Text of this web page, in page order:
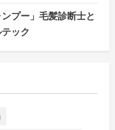
プー」毛髪診断士と
ック